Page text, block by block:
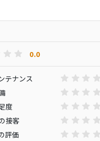
0.0
テナンス
度
接客
評価